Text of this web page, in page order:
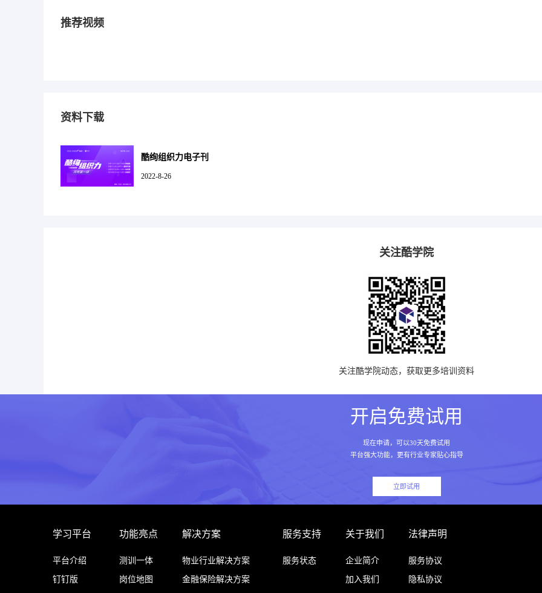
推荐视频
资料下载
酷绚组织力电子刊
2022-8-26
关注酷学院
关注酷学院动态，获取更多培训资料
开启免费试用
现在申请，可以30天免费试用
平台强大功能，更有行业专家贴心指导
立即试用
学习平台
平台介绍
钉钉版
功能亮点
测训一体
岗位地图
解决方案
物业行业解决方案
金融保险解决方案
服务支持
服务状态
关于我们
企业简介
加入我们
法律声明
服务协议
隐私协议